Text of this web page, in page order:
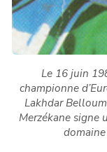
Le 16 juin
championne
Lakhdar
Merzékane signe